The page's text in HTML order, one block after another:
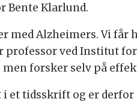
Bente Klarlund.
med Alzheimers. Vi
professor ved Institut
forsker selv på
et tidsskrift og er